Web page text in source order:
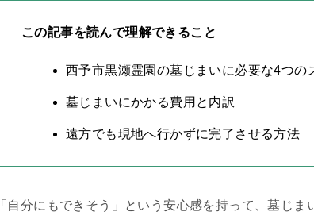
この記事を読んで理解できること
西予市黒瀬霊園の墓じまいに必要な4つの
墓じまいにかかる費用と内訳
遠方でも現地へ行かずに完了させる方法
「自分にもできそう」という安心感を持って、墓じ